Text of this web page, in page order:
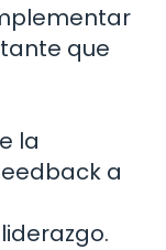
que
la
a